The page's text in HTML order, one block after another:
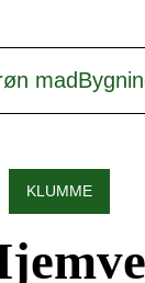
mad
KLUMME